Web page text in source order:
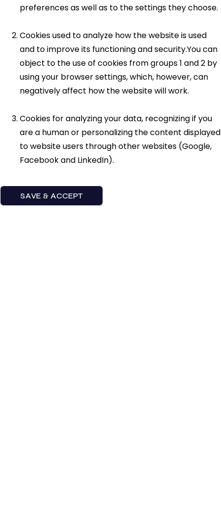
preferences as well as to the settings they choose.
Cookies used to analyze how the website is used
and to improve its functioning and security.You can
object to the use of cookies from groups 1 and 2 by
using your browser settings, which, however, can
negatively affect how the website will work.
Cookies for analyzing your data, recognizing if you
are a human or personalizing the content displayed
to website users through other websites (Google,
Facebook and LinkedIn).
SAVE & ACCEPT